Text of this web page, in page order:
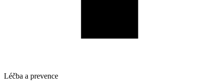
Léčba a prevence